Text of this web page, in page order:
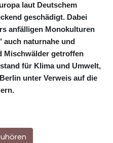
laut Deutschem
geschädigt. Dabei
anfälligen Monokulturen
auch naturnahe und
Mischwälder getroffen
für Klima und Umwelt,
unter Verweis auf die